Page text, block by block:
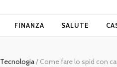
FINANZA SALUTE
Tecnologia/ Come fare lo spid con